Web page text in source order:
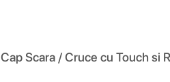
Scara / Cruce cu Touch si